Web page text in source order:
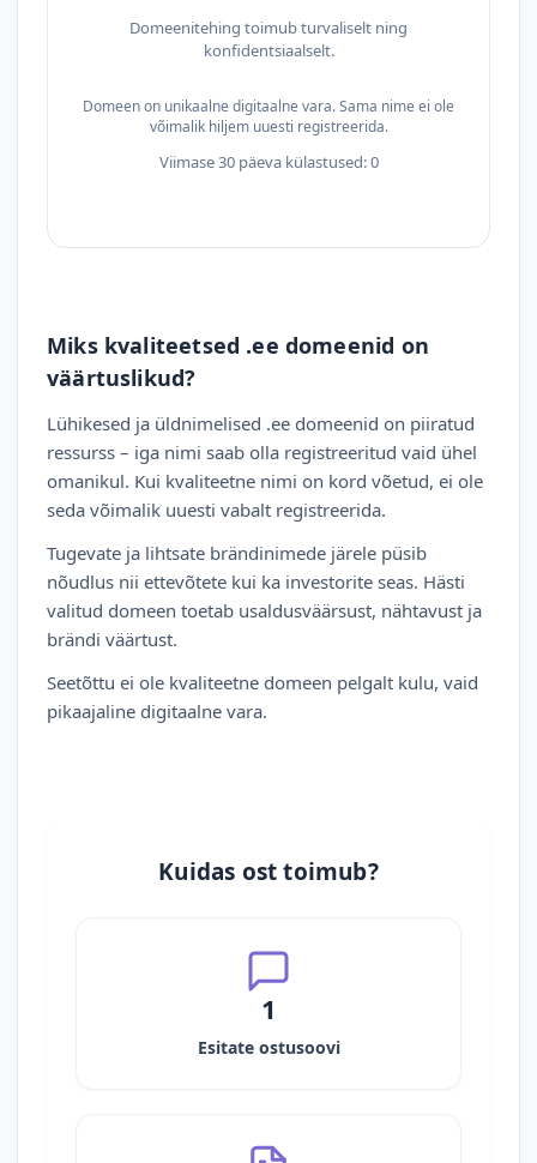
Domeenitehing toimub turvaliselt ning
konfidentsiaalselt.
Domeen on unikaalne digitaalne vara. Sama nime ei ole
võimalik hiljem uuesti registreerida.
Viimase 30 päeva külastused: 0
Miks kvaliteetsed .ee domeenid on
väärtuslikud?
Lühikesed ja üldnimelised .ee domeenid on piiratud
ressurss – iga nimi saab olla registreeritud vaid ühel
omanikul. Kui kvaliteetne nimi on kord võetud, ei ole
seda võimalik uuesti vabalt registreerida.
Tugevate ja lihtsate brändinimede järele püsib
nõudlus nii ettevõtete kui ka investorite seas. Hästi
valitud domeen toetab usaldusväärsust, nähtavust ja
brändi väärtust.
Seetõttu ei ole kvaliteetne domeen pelgalt kulu, vaid
pikaajaline digitaalne vara.
Kuidas ost toimub?
1
Esitate ostusoovi